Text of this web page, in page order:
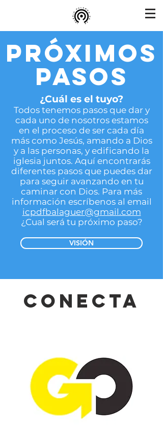
PRÓXIMOS
PASOS
¿Cuál es el tuyo?
Todos tenemos pasos que dar y
cada uno de nosotros estamos
en el proceso de ser cada día
más como Jesús, amando a Dios
y a las personas, y edificando la
iglesia juntos. Aquí encontrarás
diferentes pasos que puedes dar
para seguir avanzando en tu
caminar con Dios. Para más
información escríbenos al email
icpdfbalaguer@gmail.com
¿Cual será tu próximo paso?
VISIÓN
CONECTA